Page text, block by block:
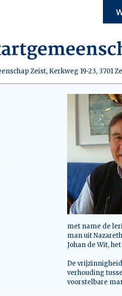
Zeist, Kerkweg 19-23, 3701
met name de
man uit
Johan de Wit,
De
verhouding
voorstelbare